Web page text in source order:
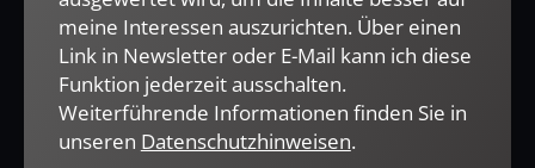
Ja, ich möchte den kostenlosen Herder-Newsletter abonnieren
und willige in die Verwendung meiner Kontaktdaten zum
Zweck des E-Mail-Marketings durch den Verlag Herder ein.
Den Newsletter oder die E-Mail-Werbung kann ich jederzeit
meine Interessen auszurichten. Über einen
Link in Newsletter oder E-Mail kann ich diese
Funktion jederzeit ausschalten.
Weiterführende Informationen finden Sie in
unseren Datenschutzhinweisen.